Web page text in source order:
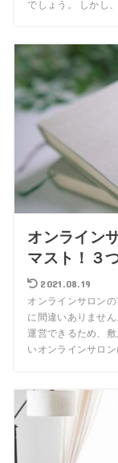
でしょう。 しかし
オンライン
マスト！３
2021.08.19
オンラインサロン
に間違いありませ
運営できるため、
いオンラインサロ